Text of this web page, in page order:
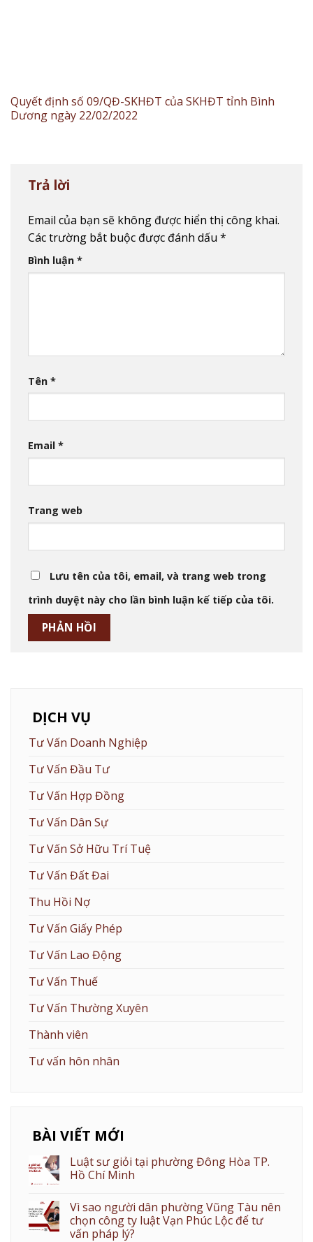
Quyết định số 09/QĐ-SKHĐT của SKHĐT tỉnh Bình
Dương ngày 22/02/2022
Trả lời
Email của bạn sẽ không được hiển thị công khai.
Các trường bắt buộc được đánh dấu *
Bình luận *
Tên *
Email *
Trang web
Lưu tên của tôi, email, và trang web trong
trình duyệt này cho lần bình luận kế tiếp của tôi.
DỊCH VỤ
Tư Vấn Doanh Nghiệp
Tư Vấn Đầu Tư
Tư Vấn Hợp Đồng
Tư Vấn Dân Sự
Tư Vấn Sở Hữu Trí Tuệ
Tư Vấn Đất Đai
Thu Hồi Nợ
Tư Vấn Giấy Phép
Tư Vấn Lao Động
Tư Vấn Thuế
Tư Vấn Thường Xuyên
Thành viên
Tư vấn hôn nhân
BÀI VIẾT MỚI
Luật sư giỏi tại phường Đông Hòa TP.
Hồ Chí Minh
Vì sao người dân phường Vũng Tàu nên
chọn công ty luật Vạn Phúc Lộc để tư
vấn pháp lý?